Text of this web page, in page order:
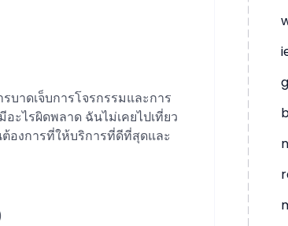
บาดเจ็บการโจรกรรมและการ
ไรผิดพลาด ฉันไม่เคยไปเที่ยว
องการที่ให้บริการที่ดีที่สุดและ